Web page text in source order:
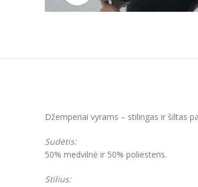
Džemperiai vyrams – stilingas ir šiltas
Sudėtis:
50% medvilnė ir 50% poliesteris.
Stilius: